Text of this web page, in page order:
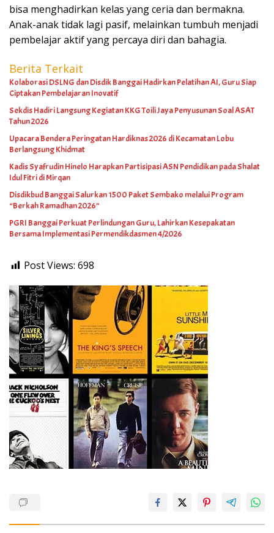
bisa menghadirkan kelas yang ceria dan bermakna.
Anak-anak tidak lagi pasif, melainkan tumbuh menjadi
pembelajar aktif yang percaya diri dan bahagia.
Berita Terkait
Kolaborasi DSLNG dan Disdik Banggai Hadirkan Pelatihan AI, Guru Siap
Ciptakan Pembelajaran Inovatif
Sekdis Hadiri Langsung Kegiatan KKG Toili Jaya Penyusunan Soal ASAT
Tahun 2026
Upacara Bendera Peringatan Hardiknas 2026 di Kecamatan Lobu
Berlangsung Khidmat
Kadis Syafrudin Hinelo Harapkan Partisipasi ASN Pendidikan pada Shalat
Idul Fitri di Mirqan
Disdikbud Banggai Salurkan 1500 Paket Sembako melalui Program
“Berkah Ramadhan 2026”
PGRI Banggai Perkuat Perlindungan Guru, Lahirkan Kesepakatan
Bersama Implementasi Permendikdasmen 4/2026
Post Views: 698